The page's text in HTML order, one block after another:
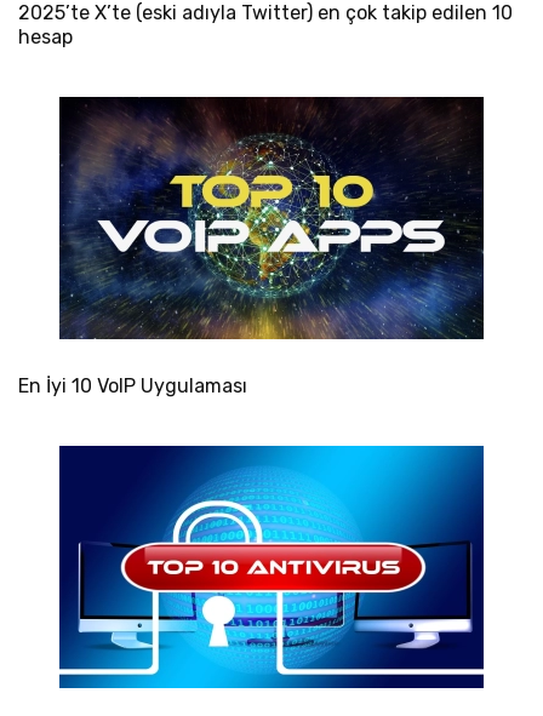
2025’te X’te (eski adıyla Twitter) en çok takip edilen 10
hesap
En İyi 10 VoIP Uygulaması